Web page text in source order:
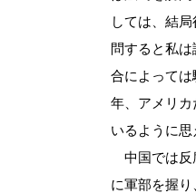
しては、結
問すると私
合によって
年、アメリ
いるように思
中国では反
に軍部を握